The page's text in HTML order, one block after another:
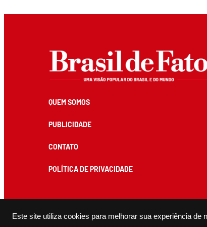
Este site utiliza cookies para melhorar sua experiência de
QUEM SOMOS
PUBLICIDADE
CONTATO
POLÍTICA DE PRIVACIDADE